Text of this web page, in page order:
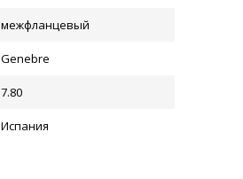
межфланцевый
Genebre
7.80
Испания